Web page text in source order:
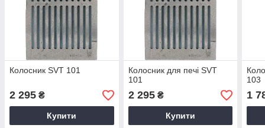
Колосник SVT 101
2 295 ₴
Купити
Колосник для печі SVT
101
2 295₴
Купити
103
1